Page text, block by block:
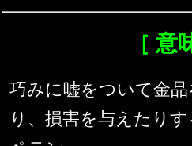
［ 意
巧みに嘘をついて金
り、損害を与えたりす